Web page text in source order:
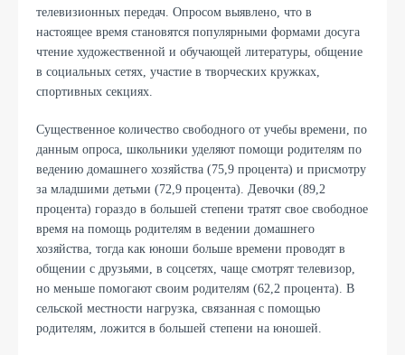
телевизионных передач. Опросом выявлено, что в
настоящее время становятся популярными формами досуга
чтение художественной и обучающей литературы, общение
в социальных сетях, участие в творческих кружках,
спортивных секциях.
Существенное количество свободного от учебы времени, по
данным опроса, школьники уделяют помощи родителям по
ведению домашнего хозяйства (75,9 процента) и присмотру
за младшими детьми (72,9 процента). Девочки (89,2
процента) гораздо в большей степени тратят свое свободное
время на помощь родителям в ведении домашнего
хозяйства, тогда как юноши больше времени проводят в
общении с друзьями, в соцсетях, чаще смотрят телевизор,
но меньше помогают своим родителям (62,2 процента). В
сельской местности нагрузка, связанная с помощью
родителям, ложится в большей степени на юношей.